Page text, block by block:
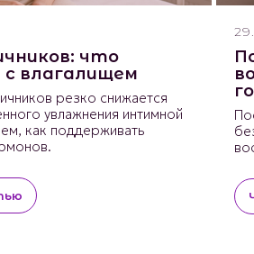
что
с влагалищем
резко снижается
увлажнения интимной
как поддерживать